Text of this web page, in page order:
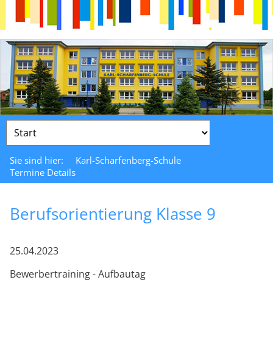
Zielseite
Sie sind hier:
Karl-Scharfenberg-Schule
Termine Details
Berufsorientierung Klasse 9
25.04.2023
Bewerbertraining - Aufbautag